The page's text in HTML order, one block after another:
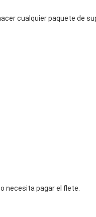
cualquier paquete de
necesita pagar el flete.